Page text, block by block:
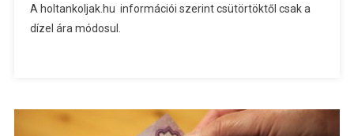
A holtankoljak.hu információi szerint csütörtöktől csak a
dízel ára módosul.